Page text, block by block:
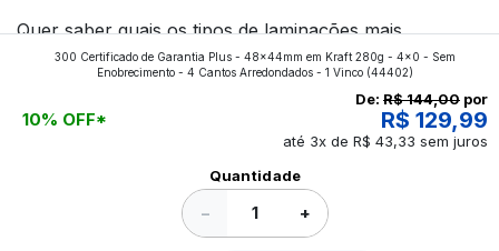
Quer saber quais os tipos de laminações mais
aplicados nos impressos da gráfica FuturaIM? Então,
continue a leitura que vamos revelar para você!
300 Certificado de Garantia Plus - 48x44mm em Kraft 280g - 4x0 - Sem
Enobrecimento - 4 Cantos Arredondados - 1 Vinco (44402)
10% OFF*
De: R$ 144,00 por
R$ 129,99
até 3x de R$ 43,33 sem juros
Quantidade
− +